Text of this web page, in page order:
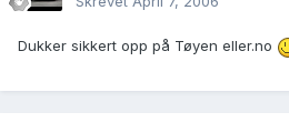
Dukker sikkert opp på Tøyen eller.no